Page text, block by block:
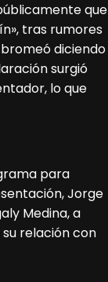
que
tras rumores
bromeó diciendo
surgió
lo que
para
Jorge
Medina, a
relación con